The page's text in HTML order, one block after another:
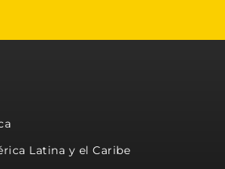
Latina y el Caribe